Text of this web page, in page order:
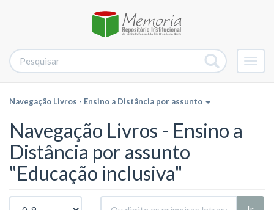
Navegação Livros - Ensino a Distância por assunto
Navegação Livros - Ensino a
Distância por assunto
"Educação inclusiva"